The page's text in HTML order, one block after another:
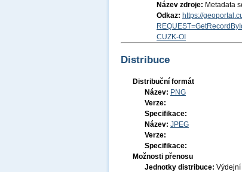
Název zdroje: Metadata
Odkaz: https://
CUZK-OI
Distribuce
Distribuční formát
Název: PNG
Verze:
Specifikace:
Název: JPEG
Verze:
Specifikace:
Možnosti přenosu
Jednotky distribuce: